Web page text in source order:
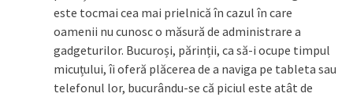
este tocmai cea mai prielnică în cazul în care
oamenii nu cunosc o măsură de administrare a
gadgeturilor. Bucuroși, părinții, ca să-i ocupe timpul
micuțului, îi oferă plăcerea de a naviga pe tableta sau
telefonul lor, bucurându-se că piciul este atât de